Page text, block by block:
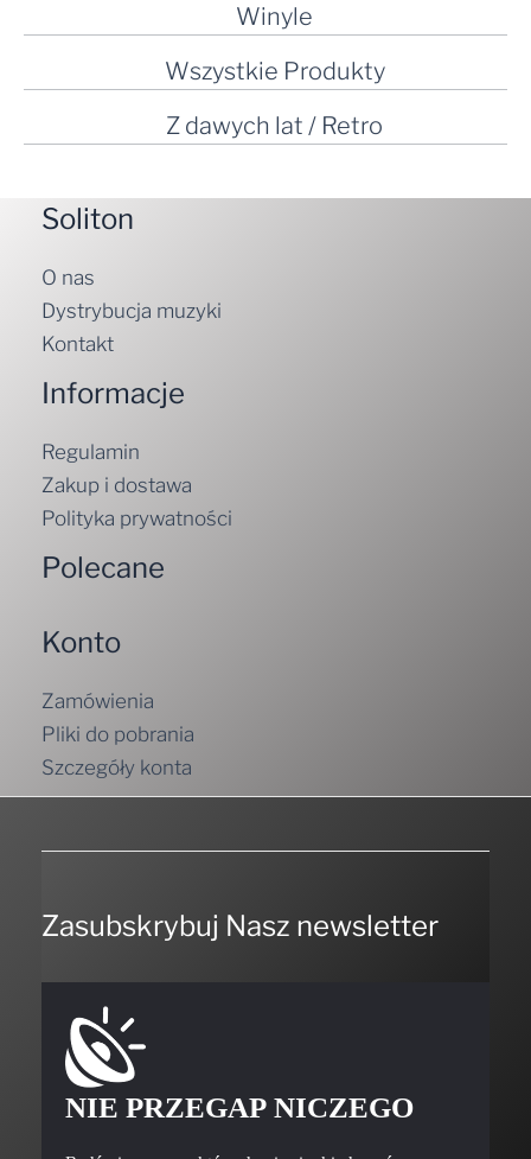
Winyle
Wszystkie Produkty
Z dawych lat / Retro
Soliton
O nas
Dystrybucja muzyki
Kontakt
Informacje
Regulamin
Zakup i dostawa
Polityka prywatności
Polecane
Konto
Zamówienia
Pliki do pobrania
Szczegóły konta
Zasubskrybuj Nasz newsletter
NIE PRZEGAP NICZEGO